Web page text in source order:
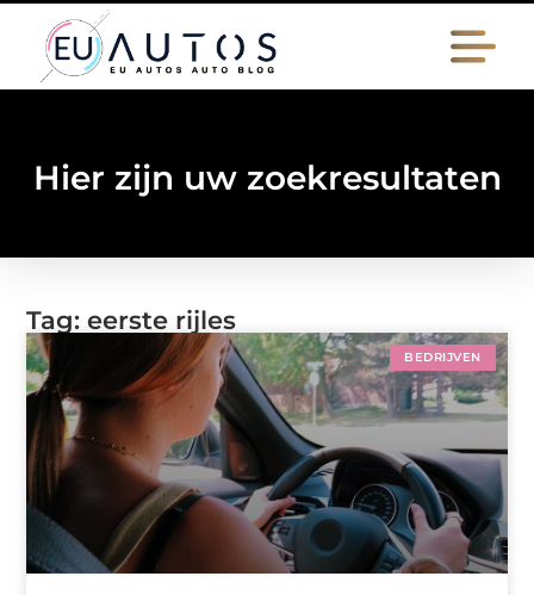
Hier zijn uw zoekresultaten
Tag: eerste rijles
BEDRIJVEN